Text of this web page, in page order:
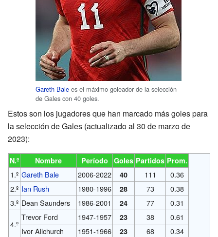
Gareth Bale es el máximo goleador de la selección
de Gales con 40 goles.
Estos son los jugadores que han marcado más goles para
la selección de Gales (actualizado al 30 de marzo de
2023):
N.º Nombre Período Goles Partidos Prom.
1.º Gareth Bale 2006-2022 40 111
0.36
2.º Ian Rush 1980-1996 28 73
0.38
3.º Dean Saunders 1986-2001 24 77 0.31
4.º
Trevor Ford 1947-1957 23 38
0.61
Ivor Allchurch
1951-1966 23 68
0.34